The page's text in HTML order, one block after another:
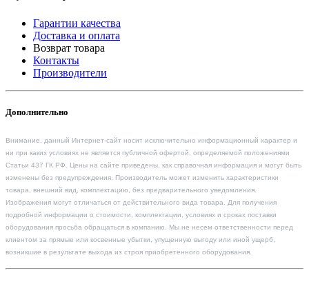
Гарантии качества
Доставка и оплата
Возврат товара
Контакты
Производители
Дополнительно
Внимание, данный Интернет-сайт носит исключительно информационный характер и
ни при каких условиях не является публичной офертой, определяемой положениями
Статьи 437 ГК РФ. Цены на сайте приведены, как справочная информация и могут быть
изменены без предупреждения. Производитель может изменить характеристики
товара, внешний вид, комплектацию, без предварительного уведомления.
Изображения могут отличаться от действительного вида товара. Для получения
подробной информации о стоимости, комплектации, условиях и сроках поставки
оборудования просьба обращаться в компанию. Мы не несем ответственности перед
клиентом за прямые или косвенные убытки, упущенную выгоду или иной ущерб,
возникшие в результате выхода из строя приобретенного оборудования.